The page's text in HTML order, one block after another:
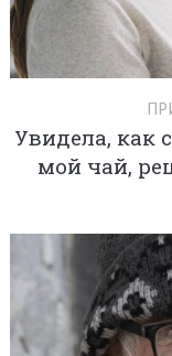
Увидела, как
мой чай,